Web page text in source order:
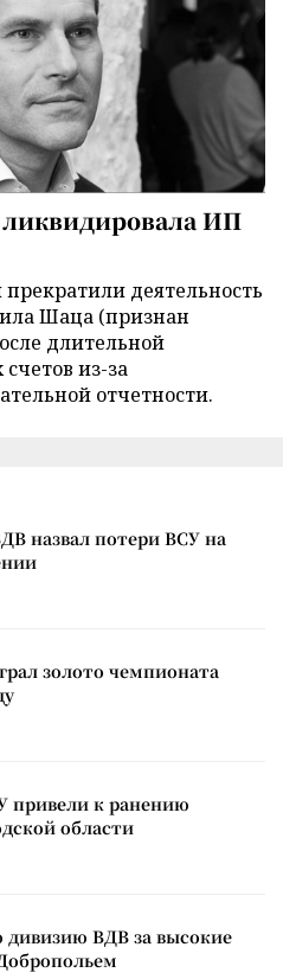
ИП
деятельность
Шаца (признан
длительной
из-за
отчетности.
назвал потери ВСУ на
золото чемпионата
привели к ранению
области
дивизию ВДВ за высокие